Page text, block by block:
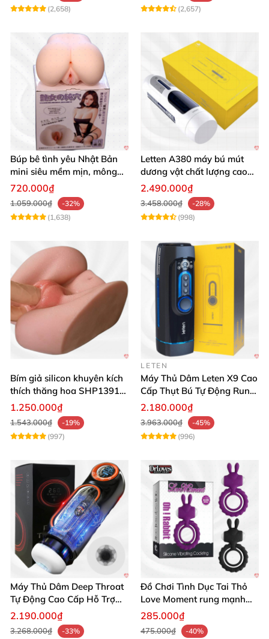
(2,658)
(2,657)
Búp bê tình yêu Nhật Bản
mini siêu mềm mịn, mông
tròn quyến rũ
720.000₫
1.059.000₫
-32%
(1,638)
Letten A380 máy bú mút
dương vật chất lượng cao
giá tốt
2.490.000₫
3.458.000₫
-28%
(998)
Bím giả silicon khuyên kích
thích thăng hoa SHP1391
ShopHanhPhuc
1.250.000₫
1.543.000₫
-19%
(997)
LETEN
Máy Thủ Dâm Leten X9 Cao
Cấp Thụt Bú Tự Động Rung
Rên
2.180.000₫
3.963.000₫
-45%
(996)
Máy Thủ Dâm Deep Throat
Tự Động Cao Cấp Hỗ Trợ
Gắn Tường
2.190.000₫
3.268.000₫
-33%
Đồ Chơi Tình Dục Tai Thỏ
Love Moment rung mạnh
mẽ êm ái
285.000₫
475.000₫
-40%